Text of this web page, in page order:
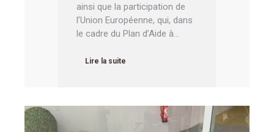
ainsi que la participation de
l’Union Européenne, qui, dans
le cadre du Plan d’Aide à…
Lire la suite